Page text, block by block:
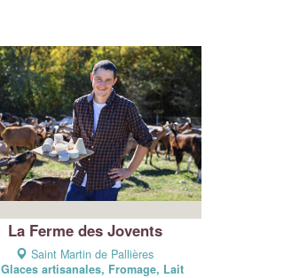
La Ferme des Jovents
Saint Martin de Pallières
Glaces artisanales, Fromage, Lait